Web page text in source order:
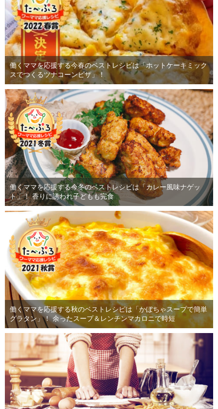
働くママを応援する今春のベストレシピは「ホットケーキミック
スでつくるツナコーンピザ」！
働くママを応援する今冬のベストレシピは「カレー風味ナゲッ
ト」！ 香りに誘われ子どもも完食
働くママを応援する秋のベストレシピは「かぼちゃスープで簡単
グラタン」！ 余ったスープ＆レンチンマカロニで時短